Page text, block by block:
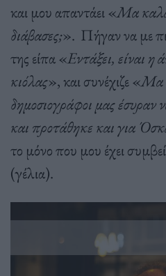
και μου απαντάει «Μα καλά
διάβασες;». Πήγαν να με
της είπα «Εντάξει, είναι
κιόλας», και συνέχιζε «Μα
δημοσιογράφοι μας έσυραν
και προτάθηκε και για
το μόνο που μου έχει
(γέλια).